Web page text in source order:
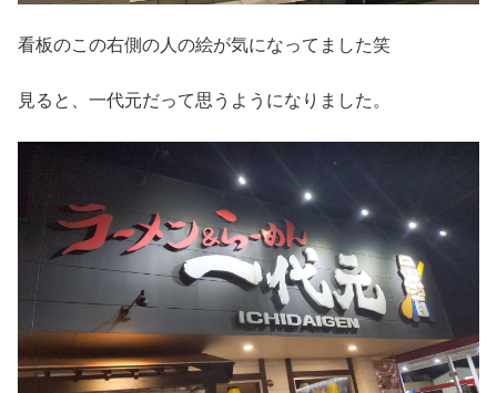
看板のこの右側の人の絵が気になってました笑
見ると、一代元だって思うようになりました。